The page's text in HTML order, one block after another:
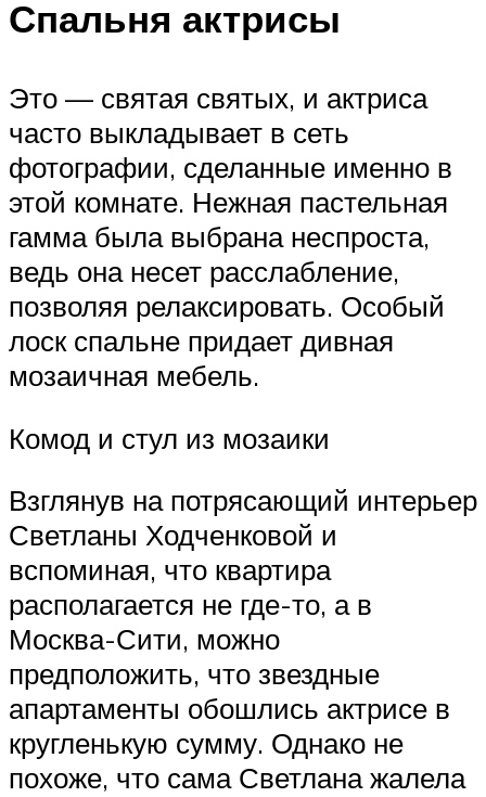
Спальня актрисы
Это — святая святых, и актриса
часто выкладывает в сеть
фотографии, сделанные именно в
этой комнате. Нежная пастельная
гамма была выбрана неспроста,
ведь она несет расслабление,
позволяя релаксировать. Особый
лоск спальне придает дивная
мозаичная мебель.
Комод и стул из мозаики
Взглянув на потрясающий интерьер
Светланы Ходченковой и
вспоминая, что квартира
располагается не где-то, а в
Москва-Сити, можно
предположить, что звездные
апартаменты обошлись актрисе в
кругленькую сумму. Однако не
похоже, что сама Светлана жалела